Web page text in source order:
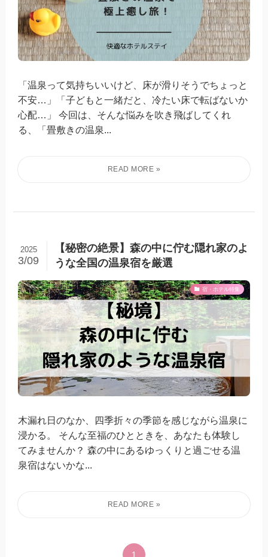
「温泉って気持ちいいけど、床が滑りそうでちょっと
不安…」「子どもと一緒だと、冷たい床で転ばないか
心配…」 今回は、そんな悩みを吹き飛ばしてくれ
る、「畳敷きの温泉...
【秘密の絶景】森の中に佇む隠れ家のよ
うな全国の温泉宿を厳選
2025
3/09
宿・ホテル特集
木漏れ日のなか、四季折々の季節を感じながら温泉に
浸かる。 そんな至福のひとときを、あなたも体験し
てみませんか？ 森の中にあるゆっくりと過ごせる温
泉宿はないかな...
1